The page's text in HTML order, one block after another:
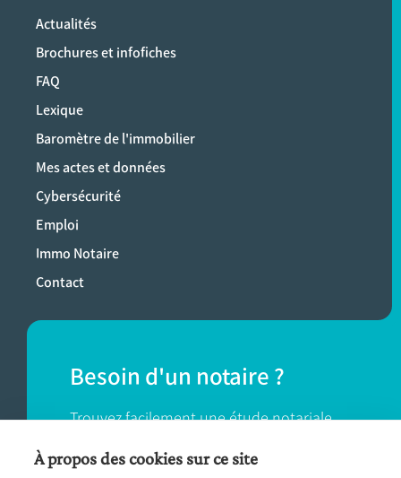
Actualités
Brochures et infofiches
FAQ
Lexique
Baromètre de l'immobilier
Mes actes et données
Cybersécurité
Emploi
Immo Notaire
Contact
Besoin d'un notaire ?
Trouvez facilement une étude notariale
près de chez vous.
À propos des cookies sur ce site